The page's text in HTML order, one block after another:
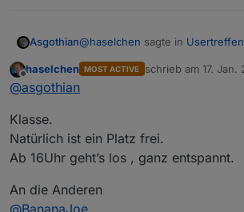
Asgothian@haselchen sagte in
Ich will versuchen dazu zu
davon ab ob die Bahn mal
Rückweg irgendwo im Bereich
absetzen könnte - muss aber
A.
Offline
haselchen MOST ACTIVE schrieb am 17. Jan.
zuletzt editiert von
@asgothian
Klasse.
Natürlich ist ein Platz frei.
Ab 16Uhr geht’s los , ganz entspannt.
An die Anderen